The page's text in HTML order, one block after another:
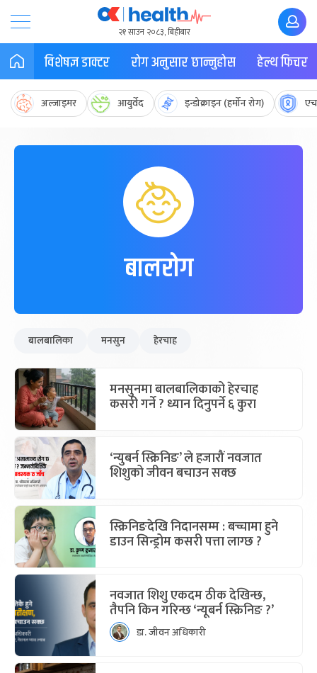
२१ साउन २०८३, बिहीबार
विशेषज्ञ डाक्टर रोग अनुसार छान्नुहोस हेल्थ फिचर
अल्जाइमर आयुर्वेद इन्डोक्राइन (हर्मोन रोग)
बालरोग
बालबालिका मनसुन हेरचाह
मनसुनमा बालबालिकाको हेरचाह
कसरी गर्ने ? ध्यान दिनुपर्ने ६ कुरा
‘न्युबर्न स्क्रिनिङ’ ले हजारौं नवजात
शिशुको जीवन बचाउन सक्छ
स्क्रिनिङदेखि निदानसम्म : बच्चामा हुने
डाउन सिन्ड्रोम कसरी पत्ता लाग्छ ?
नवजात शिशु एकदम ठीक देखिन्छ,
तैपनि किन गरिन्छ ‘न्यूबर्न स्क्रिनिङ ?’
डा. जीवन अधिकारी